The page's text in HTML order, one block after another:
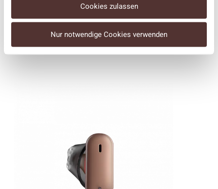
Cookies zulassen
Nur notwendige Cookies verwenden
Silk Charge&Go IX – Vorteile
und mögliche
Einschränkungen